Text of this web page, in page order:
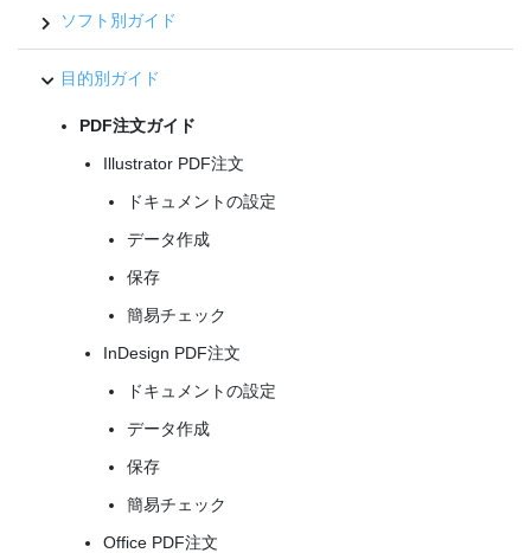
ソフト別ガイド
目的別ガイド
PDF注文ガイド
Illustrator PDF注文
ドキュメントの設定
データ作成
保存
簡易チェック
InDesign PDF注文
ドキュメントの設定
データ作成
保存
簡易チェック
Office PDF注文